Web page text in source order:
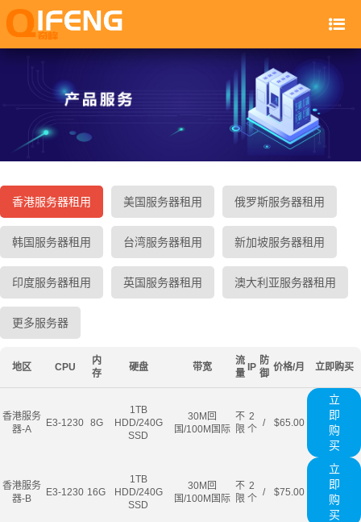
香港服务器租用 美国服务器租用 俄罗斯服务器租用
韩国服务器租用 台湾服务器租用 新加坡服务器租用
印度服务器租用 英国服务器租用 澳大利亚服务器租用
更多服务器
地区 CPU
内
存
硬盘 带宽
流
量
IP
防
御
价格/月 立即购买
香港服务
器-A
E3-1230 8G
1TB
HDD/240G
SSD
30M回
国/100M国际
不
限
2
个
/ $65.00
立
即
购
买
香港服务
器-B
E3-1230 16G
1TB
HDD/240G
SSD
30M回
国/100M国际
不
限
2
个
/ $75.00
立
即
购
买